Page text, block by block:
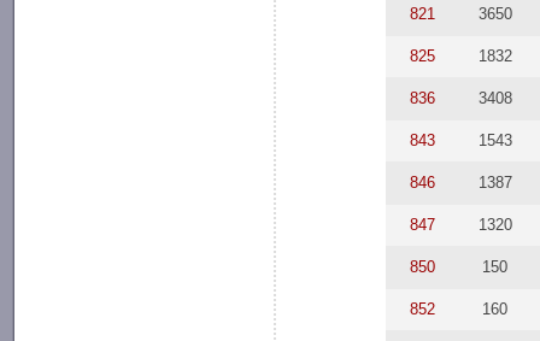
821 3650
825 1832
836 3408
843 1543
846 1387
847 1320
850 150
852 160